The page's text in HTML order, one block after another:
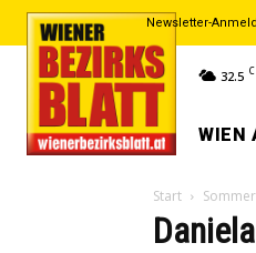
Newsletter-
32.5 C
WIEN
Start